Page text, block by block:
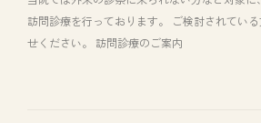
訪問診療を行っております。 ご検討されてい
せください。 訪問診療のご案内